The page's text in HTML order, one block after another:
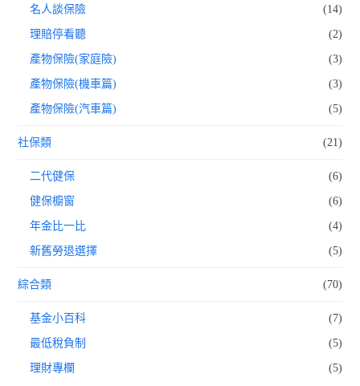
名人談保險 (14)
理賠停看聽 (2)
產物保險(家庭險) (3)
產物保險(機車篇) (3)
產物保險(汽車篇) (5)
社保類 (21)
二代健保 (6)
健保櫥窗 (6)
年金比一比 (4)
新舊勞退選擇 (5)
綜合類 (70)
基金小百科 (7)
最低稅負制 (5)
理財專欄 (5)